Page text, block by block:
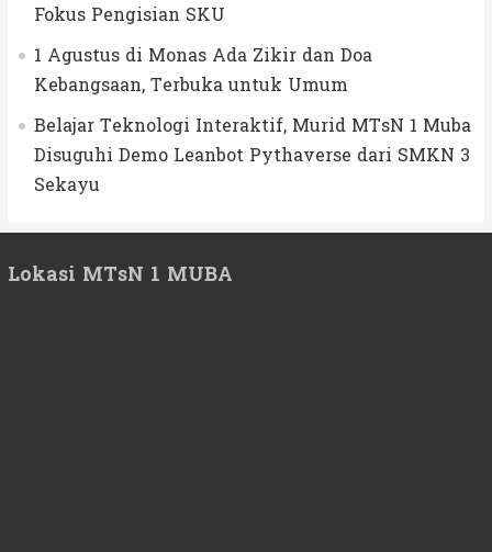
Fokus Pengisian SKU
1 Agustus di Monas Ada Zikir dan Doa
Kebangsaan, Terbuka untuk Umum
Belajar Teknologi Interaktif, Murid MTsN 1 Muba
Disuguhi Demo Leanbot Pythaverse dari SMKN 3
Sekayu
Lokasi MTsN 1 MUBA